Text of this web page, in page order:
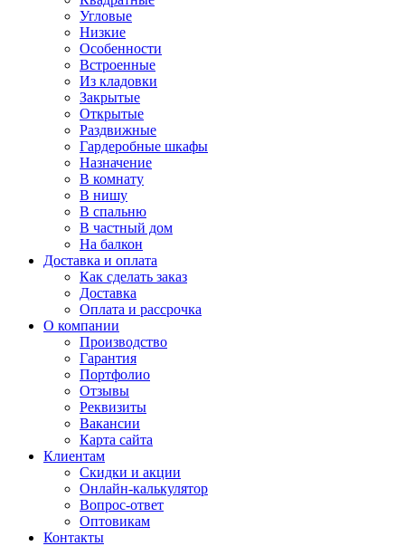
Угловые
Низкие
Особенности
Встроенные
Из кладовки
Закрытые
Открытые
Раздвижные
Гардеробные шкафы
Назначение
В комнату
В нишу
В спальню
В частный дом
На балкон
Доставка и оплата
Как сделать заказ
Доставка
Оплата и рассрочка
О компании
Производство
Гарантия
Портфолио
Отзывы
Реквизиты
Вакансии
Карта сайта
Клиентам
Скидки и акции
Онлайн-калькулятор
Вопрос-ответ
Оптовикам
Контакты